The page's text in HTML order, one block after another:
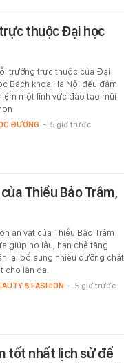
thuộc Đại học
trường trực thuộc của Đại
Bách khoa Hà Nội đều đảm
một lĩnh vực đào tạo mũi
ĐƯỜNG - 5 giờ trước
Thiều Bảo Trâm,
ăn vặt của Thiều Bảo Trâm
giúp no lâu, hạn chế tăng
lại bổ sung nhiều dưỡng chất
cho làn da.
& FASHION - 5 giờ trước
tốt nhất lịch sử để